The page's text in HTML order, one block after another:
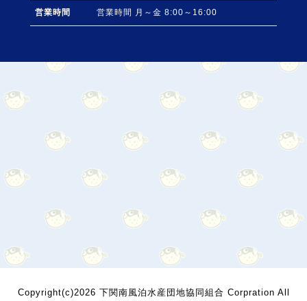
営業時間 営業時間 月～金 8:00～16:00
Copyright(c)2026 下関南風泊水産団地協同組合 Corpration All